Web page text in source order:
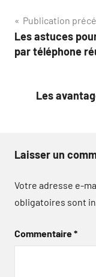
Navigation
de
Publication
Les astuces
par téléphone
Les
Laisser un
Votre adresse e-
obligatoires sont
Commentaire*